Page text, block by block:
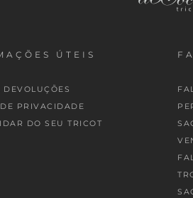
ÚTEIS
DEVOLUÇÕES
PRIVACIDADE
DO SEU TRICOT